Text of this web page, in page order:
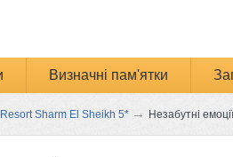
Визначні пам'ятки
Sharm El Sheikh 5* → Незабутні